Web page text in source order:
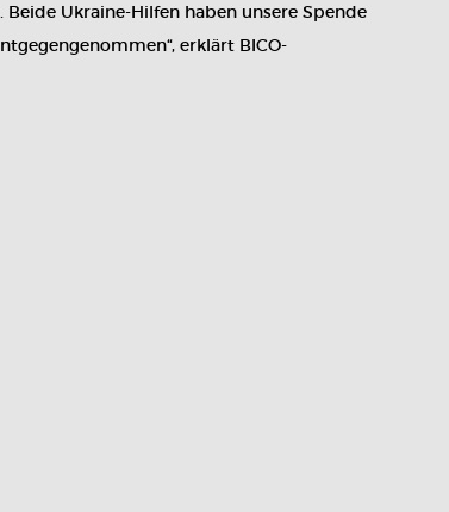
Ukraine-Hilfen haben unsere Spende
erklärt BICO-